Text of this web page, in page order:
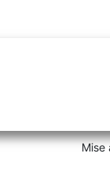
Mise